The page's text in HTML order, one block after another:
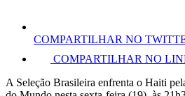
COMPARTILHAR NO
COMPARTILHAR NO
A Seleção Brasileira enfrenta o Haiti